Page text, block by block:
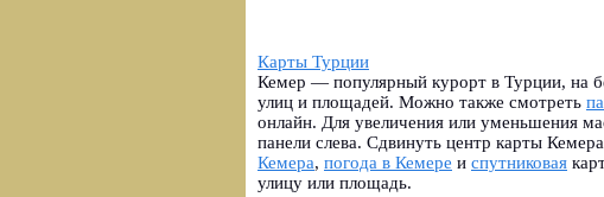
Карты Турции
Кемер — популярный курорт в Турции, на
улиц и площадей. Можно также смотреть
онлайн. Для увеличения или уменьшения
панели слева. Сдвинуть центр карты
Кемера, погода в Кемере и спутниковая
улицу или площадь.